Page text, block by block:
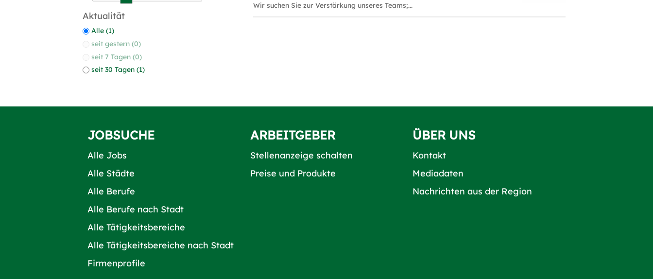
Aktualität
Alle (1)
seit gestern (0)
seit 7 Tagen (0)
seit 30 Tagen (1)
Wir suchen Sie zur Verstärkung unseres Teams;...
JOBSUCHE
Alle Jobs
Alle Städte
Alle Berufe
Alle Berufe nach Stadt
Alle Tätigkeitsbereiche
Alle Tätigkeitsbereiche nach Stadt
Firmenprofile
ARBEITGEBER
Stellenanzeige schalten
Preise und Produkte
ÜBER UNS
Kontakt
Mediadaten
Nachrichten aus der Region